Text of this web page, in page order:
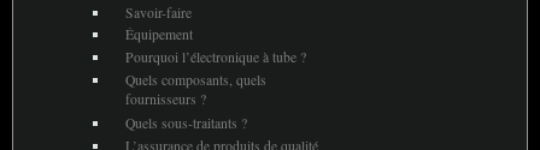
Savoir-faire
Équipement
Pourquoi l’électronique à tube ?
Quels composants, quels
fournisseurs ?
Quels sous-traitants ?
L’assurance de produits de qualité